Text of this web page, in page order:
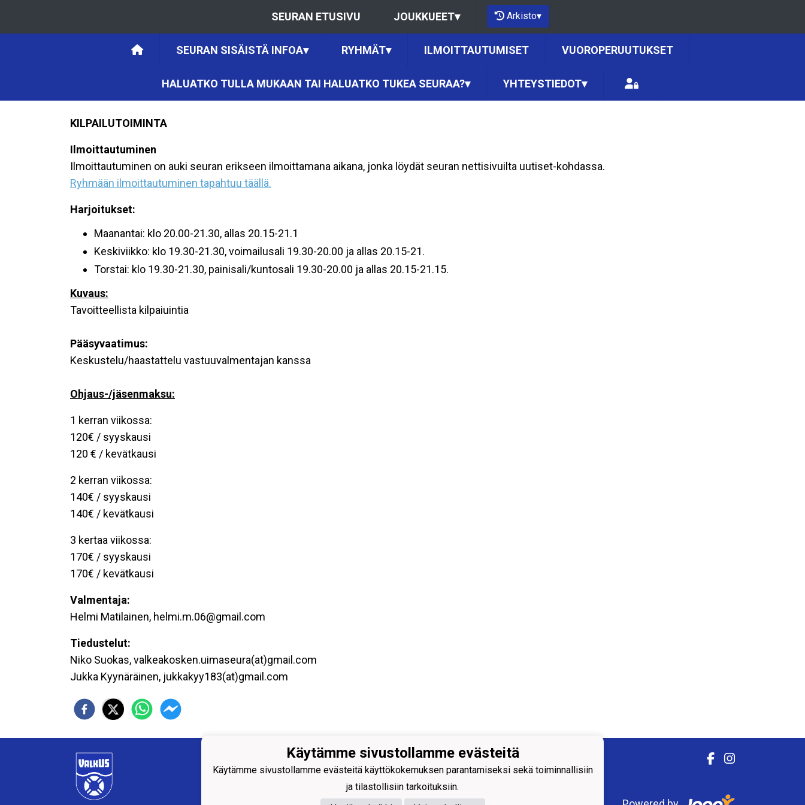
SEURAN ETUSIVU JOUKKUEET▾ Arkisto▾
SEURAN SISÄISTÄ INFOA▾ RYHMÄT▾ ILMOITTAUTUMISET VUOROPERUUTUKSET
HALUATKO TULLA MUKAAN TAI HALUATKO TUKEA SEURAA?▾ YHTEYSTIEDOT▾
KILPAILUTOIMINTA
Ilmoittautuminen
Ilmoittautuminen on auki seuran erikseen ilmoittamana aikana, jonka löydät seuran nettisivuilta uutiset-kohdassa.
Ryhmään ilmoittautuminen tapahtuu täällä.
Harjoitukset:
Maanantai: klo 20.00-21.30, allas 20.15-21.1
Keskiviikko: klo 19.30-21.30, voimailusali 19.30-20.00 ja allas 20.15-21.
Torstai: klo 19.30-21.30, painisali/kuntosali 19.30-20.00 ja allas 20.15-21.15.
Kuvaus:
Tavoitteellista kilpaiuintia
Pääsyvaatimus:
Keskustelu/haastattelu vastuuvalmentajan kanssa
Ohjaus-/jäsenmaksu:
1 kerran viikossa:
120€ / syyskausi
120 € / kevätkausi
2 kerran viikossa:
140€ / syyskausi
140€ / kevätkausi
3 kertaa viikossa:
170€ / syyskausi
170€ / kevätkausi
Valmentaja:
Helmi Matilainen, helmi.m.06@gmail.com
Tiedustelut:
Niko Suokas, valkeakosken.uimaseura(at)gmail.com
Jukka Kyynäräinen, jukkakyy183(at)gmail.com
VALKEAKOSKEN UIMASEURA RY (0157583-
4)
valkeakosken.uimaseura@gmail.com
Apiankatu 7, 37600 Valkeakoski
Käytämme sivustollamme evästeitä
Käytämme sivustollamme evästeitä käyttökokemuksen parantamiseksi sekä toiminnallisiin
ja tilastollisiin tarkoituksiin.